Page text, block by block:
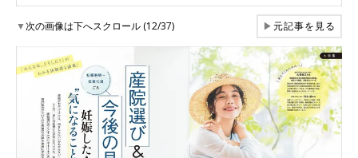
▼次の画像は下へスクロール (12/37) ▶元記事を見る